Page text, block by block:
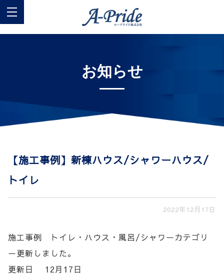
お知らせ
【施工事例】新棟ハウス/シャワーハウス/
トイレ
2022年12月17日
施工事例 トイレ・ハウス・風呂/シャワーカテゴリ
ー更新しました。
更新日 12月17日